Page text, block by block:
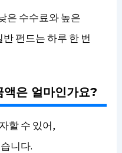
은 수수료와 높은
펀드는 하루 한 번
은 얼마인가요?
할 수 있어,
니다.